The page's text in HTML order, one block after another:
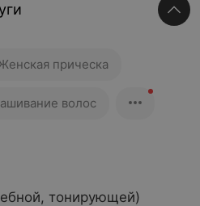
прическа
волос
тонирующей)